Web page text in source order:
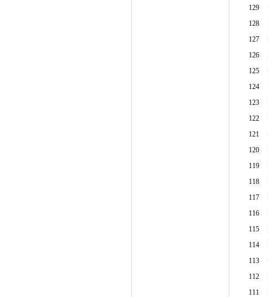
129
128
127
126
125
124
123
122
121
120
119
118
117
116
115
114
113
112
111